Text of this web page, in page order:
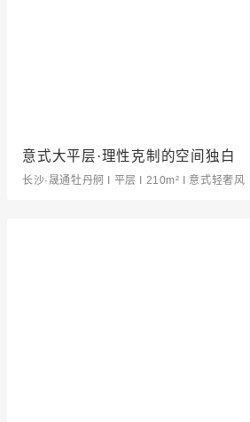
意式大平层·理性克制的空间独白
长沙·晟通牡丹舸 I 平层 I 210m² I 意式轻奢风